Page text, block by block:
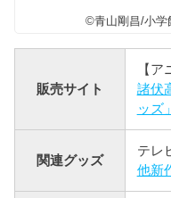
©青山剛昌/小学
販売サイト
【ア
諸伏
ッズ
関連グッズ
テレ
他新